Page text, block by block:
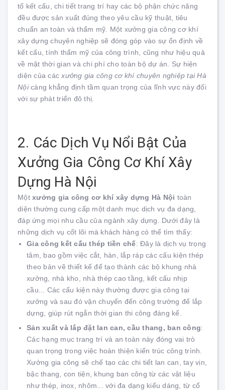
tố kết cấu, chi tiết trang trí hay các bộ phận chức năng
đều được sản xuất đúng theo yêu cầu kỹ thuật, tiêu
chuẩn an toàn và thẩm mỹ. Một xưởng gia công cơ khí
xây dựng chuyên nghiệp sẽ đóng góp vào sự ổn định về
kết cấu, tính thẩm mỹ của công trình, cũng như hiệu quả
về mặt thời gian và chi phí cho toàn bộ dự án. Sự hiện
diện của cácxưởng gia công cơ khí chuyên nghiệp tại Hà
Nộicàng khẳng định tầm quan trọng của lĩnh vực này đối
với sự phát triển đô thị.
2. Các Dịch Vụ Nổi Bật Của
Xưởng Gia Công Cơ Khí Xây
Dựng Hà Nội
Một xưởng gia công cơ khí xây dựng Hà Nội toàn
diện thường cung cấp một danh mục dịch vụ đa dạng,
đáp ứng mọi nhu cầu của ngành xây dựng. Dưới đây là
những dịch vụ cốt lõi mà khách hàng có thể tìm thấy:
Gia công kết cấu thép tiền chế: Đây là dịch vụ trọng
tâm, bao gồm việc cắt, hàn, lắp ráp các cấu kiện thép
theo bản vẽ thiết kế để tạo thành các bộ khung nhà
xưởng, nhà kho, nhà thép cao tầng, kết cấu nhịp
cầu... Các cấu kiện này thường được gia công tại
xưởng và sau đó vận chuyển đến công trường để lắp
dựng, giúp rút ngắn thời gian thi công đáng kể.
Sản xuất và lắp đặt lan can, cầu thang, ban công:
Các hạng mục trang trí và an toàn này đóng vai trò
quan trọng trong việc hoàn thiện kiến trúc công trình.
Xưởng gia công sẽ chế tạo các chi tiết lan can, tay vịn,
bậc thang, con tiện, khung ban công từ các vật liệu
như thép, inox, nhôm... với đa dạng kiểu dáng, từ cổ